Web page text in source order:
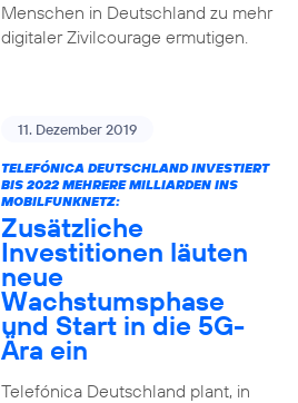
Menschen in Deutschland zu mehr
digitaler Zivilcourage ermutigen.
11. Dezember 2019
TELEFÓNICA DEUTSCHLAND INVESTIERT
BIS 2022 MEHRERE MILLIARDEN INS
MOBILFUNKNETZ:
Zusätzliche
Investitionen läuten
neue
Wachstumsphase
und Start in die 5G-
Ära ein
Telefónica Deutschland plant, in